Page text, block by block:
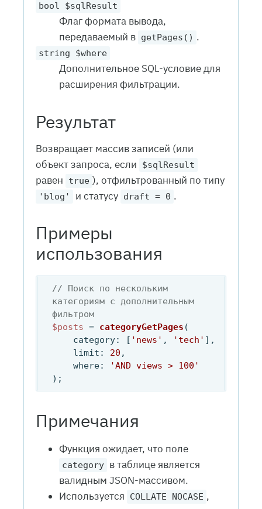
bool $sqlResult
Флаг формата вывода,
передаваемый в getPages() .
string $where
Дополнительное SQL-условие для
расширения фильтрации.
Результат
Возвращает массив записей (или
объект запроса, если
$sqlResult
равен true ), отфильтрованный по типу
'blog' и статусу draft = 0 .
Примеры
использования
// Поиск по нескольким
категориям с дополнительным
фильтром
$posts = categoryGetPages (
category: [ 'news' , 'tech' ],
limit : 20 ,
where:
'AND views > 100'
Примечания
Функция ожидает, что поле
category в таблице является
валидным JSON-массивом.
Используется
COLLATE NOCASE ,